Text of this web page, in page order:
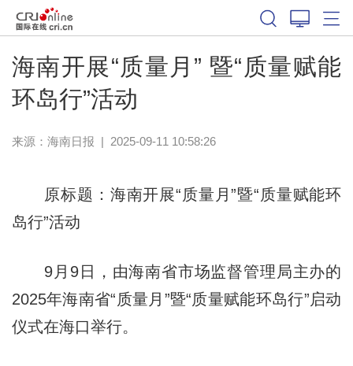
海南开展“质量月” 暨“质量赋能
环岛行”活动
来源： 海南日报 | 2025-09-11 10:58:26
原标题：海南开展“质量月”暨“质量赋能环
岛行”活动
9月9日，由海南省市场监督管理局主办的
2025年海南省“质量月”暨“质量赋能环岛行”启动
仪式在海口举行。